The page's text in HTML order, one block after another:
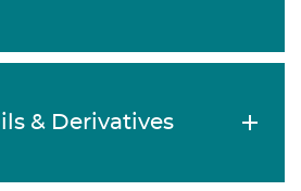
& Derivatives